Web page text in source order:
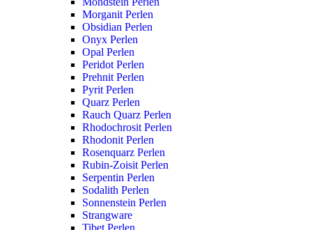
Morganit Perlen
Obsidian Perlen
Onyx Perlen
Opal Perlen
Peridot Perlen
Prehnit Perlen
Pyrit Perlen
Quarz Perlen
Rauch Quarz Perlen
Rhodochrosit Perlen
Rhodonit Perlen
Rosenquarz Perlen
Rubin-Zoisit Perlen
Serpentin Perlen
Sodalith Perlen
Sonnenstein Perlen
Strangware
Tibet Perlen